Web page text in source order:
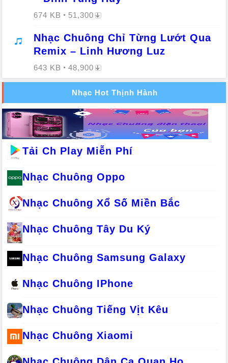
674 KB 51,300
Nhạc Chuông Chỉ Từng Lướt Qua
Remix – Linh Hương Luz
643 KB 48,900
Nhạc Hot Thịnh Hành
Tải Ch Play Miễn Phí
Nhạc Chuông Oppo
Nhạc Chuông Xổ Số Miền Bắc
Nhạc Chuông Tây Du Ký
Nhạc Chuông Samsung Galaxy
Nhạc Chuông IPhone
Nhạc Chuông Tiếng Vịt Kêu
Nhạc Chuông Xiaomi